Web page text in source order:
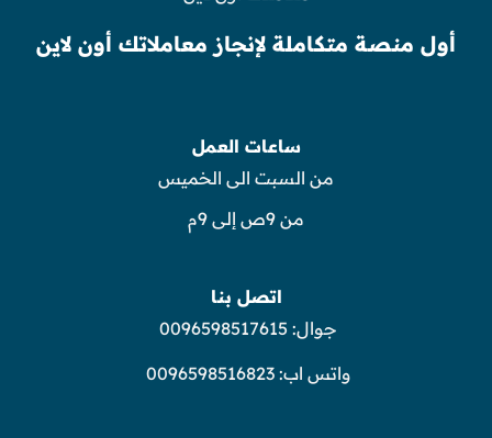
أول منصة متكاملة لإنجاز معاملاتك أون لاين
ساعات العمل
من السبت الى الخميس
من 9ص إلى 9م
اتصل بنا
جوال: 0096598517615
واتس اب:0096598516823